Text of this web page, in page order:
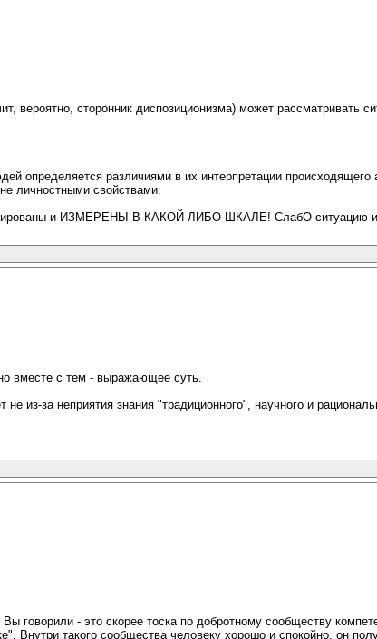
вероятно, сторонник диспозиционизма) может рассматривать
определяется различиями в их интерпретации
личностными свойствами.
и ИЗМЕРЕНЫ В КАКОЙ-ЛИБО ШКАЛЕ! СлабО ситуацию
вместе с тем - выражающее суть.
из-за неприятия знания "традиционного", научного и
говорили - это скорее тоска по добротному сообществу
Внутри такого сообщества человеку хорошо и спокойно, он